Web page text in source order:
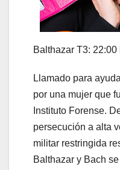
Balthazar T3: 22:00
Llamado para
por una mujer que
Instituto Forense.
persecución a alta
militar restringida
Balthazar y Bach